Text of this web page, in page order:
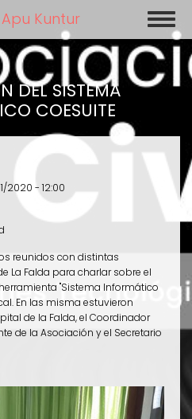
Kuntur
DEL SISTEMA
COESUITE
2020 - 12:00
reunidos con distintas
La Falda para charlar sobre el
"Sistema Informático
En las misma estuvieron
de la Falda, el Coordinador
de la Asociación y el Secretario